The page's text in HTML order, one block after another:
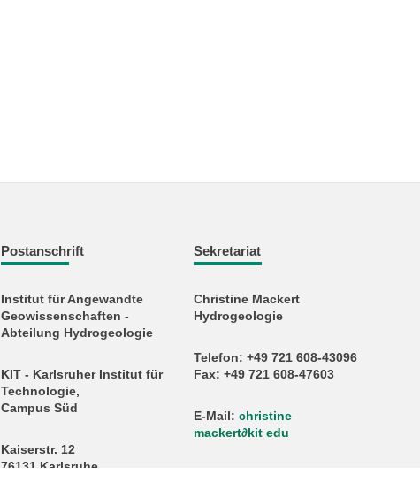
Postanschrift
Institut für Angewandte
Geowissenschaften -
Abteilung Hydrogeologie
KIT - Karlsruher Institut für
Technologie,
Campus Süd
Kaiserstr. 12
76131 Karlsruhe
Sekretariat
Christine Mackert
Hydrogeologie
Telefon: +49 721 608-43096
Fax: +49 721 608-47603
E-Mail:christine
mackert∂kit edu